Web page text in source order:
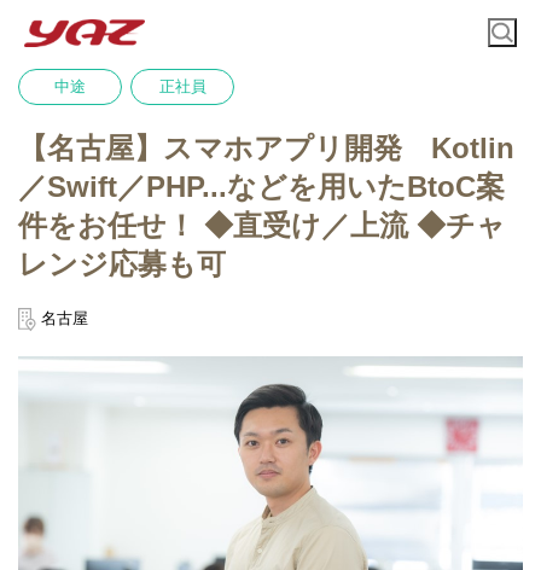
中途 正社員
【名古屋】スマホアプリ開発 Kotlin
／Swift／PHP...などを用いたBtoC案
件をお任せ！ ◆直受け／上流 ◆チャ
レンジ応募も可
名古屋